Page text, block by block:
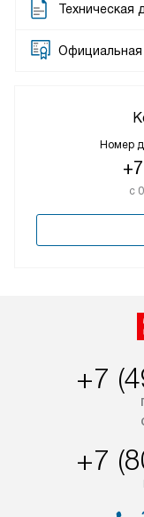
Техническая
Официальная
Номер
с
+7
+7